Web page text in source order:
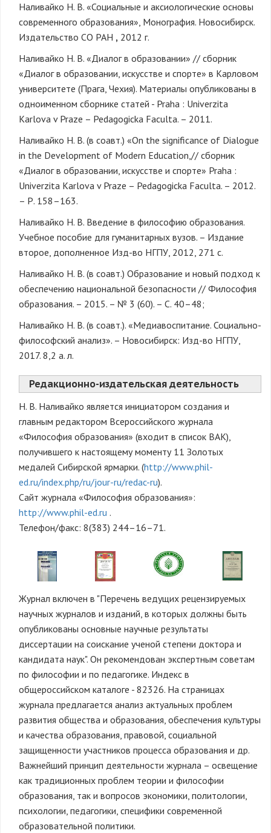
Наливайко Н. В. «Социальные и аксиологические основы
современного образования», Монография. Новосибирск.
Издательство СО РАН , 2012 г.
Наливайко Н. В. «Диалог в образовании» // сборник
«Диалог в образовании, искусстве и спорте» в Карловом
университете (Прага, Чехия). Материалы опубликованы в
одноименном сборнике статей - Praha : Univerzita
Karlova v Praze – Pedagogicka Faculta. – 2011.
Наливайко Н. В. (в соавт.) «On the significance of Dialogue
in the Development of Modern Education,// сборник
«Диалог в образовании, искусстве и спорте» Praha :
Univerzita Karlova v Praze – Pedagogicka Faculta. – 2012.
– Р. 158–163.
Наливайко Н. В. Введение в философию образования.
Учебное пособие для гуманитарных вузов. – Издание
второе, дополненное Изд-во НГПУ, 2012, 271 с.
Наливайко Н. В. (в соавт.) Образование и новый подход к
обеспечению национальной безопасности // Философия
образования. – 2015. – № 3 (60). – С. 40–48;
Наливайко Н. В. (в соавт.). «Медиавоспитание. Социально-
философский анализ». – Новосибирск: Изд-во НГПУ,
2017. 8,2 а. л.
Редакционно-издательская деятельность
Н. В. Наливайко является инициатором создания и
главным редактором Всероссийского журнала
«Философия образования» (входит в список ВАК),
получившего к настоящему моменту 11 Золотых
медалей Сибирской ярмарки. (http://www.phil-
ed.ru/index.php/ru/jour-ru/redac-ru).
Сайт журнала «Философия образования»:
http://www.phil-ed.ru .
Телефон/факс: 8(383) 244–16–71.
Журнал включен в "Перечень ведущих рецензируемых
научных журналов и изданий, в которых должны быть
опубликованы основные научные результаты
диссертации на соискание ученой степени доктора и
кандидата наук". Он рекомендован экспертным советам
по философии и по педагогике. Индекс в
общероссийском каталоге - 82326. На страницах
журнала предлагается анализ актуальных проблем
развития общества и образования, обеспечения культуры
и качества образования, правовой, социальной
защищенности участников процесса образования и др.
Важнейший принцип деятельности журнала – освещение
как традиционных проблем теории и философии
образования, так и вопросов экономики, политологии,
психологии, педагогики, специфики современной
образовательной политики.